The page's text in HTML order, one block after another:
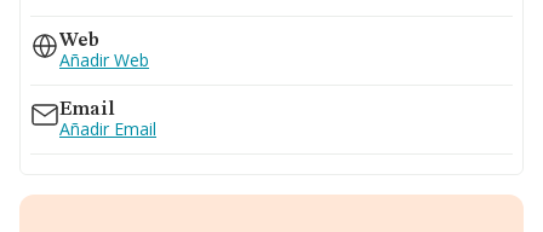
Web
Añadir Web
Email
Añadir Email